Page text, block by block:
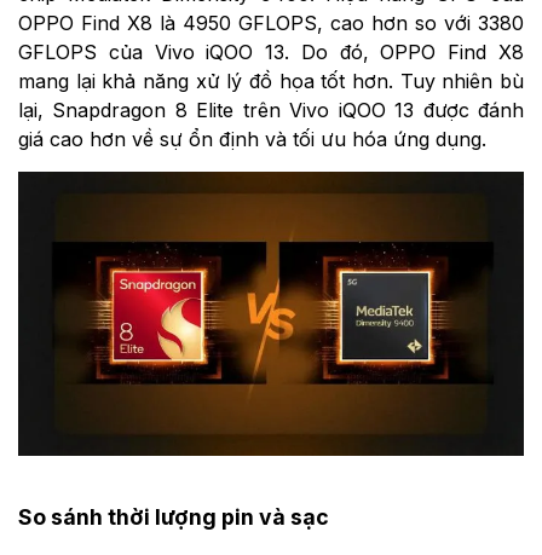
OPPO Find X8 là 4950 GFLOPS, cao hơn so với 3380
GFLOPS của Vivo iQOO 13. Do đó, OPPO Find X8
mang lại khả năng xử lý đồ họa tốt hơn. Tuy nhiên bù
lại, Snapdragon 8 Elite trên Vivo iQOO 13 được đánh
giá cao hơn về sự ổn định và tối ưu hóa ứng dụng.
So sánh thời lượng pin và sạc